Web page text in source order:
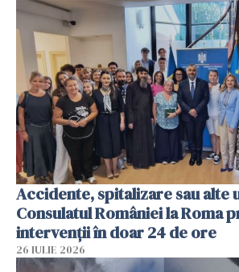
Accidente, spitalizare sau alte
Consulatul României la Roma
intervenții în doar 24 de ore
26 IULIE 2026